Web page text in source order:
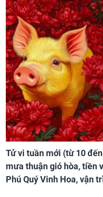
Tử vi tuần mới (từ 10
mưa thuận gió hòa, tiền
Phú Quý Vinh Hoa, vận